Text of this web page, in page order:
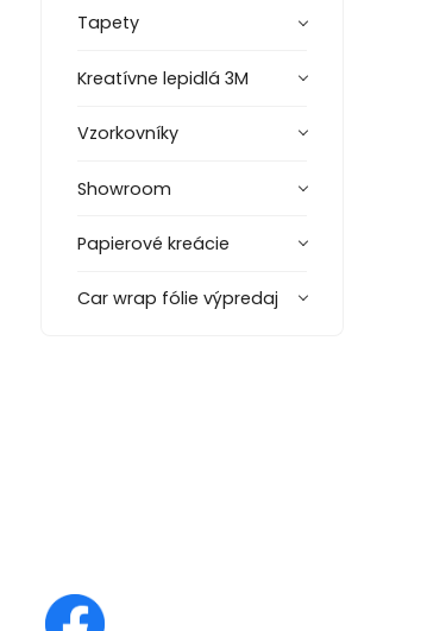
Tapety
Kreatívne lepidlá 3M
Vzorkovníky
Showroom
Papierové kreácie
Car wrap fólie výpredaj